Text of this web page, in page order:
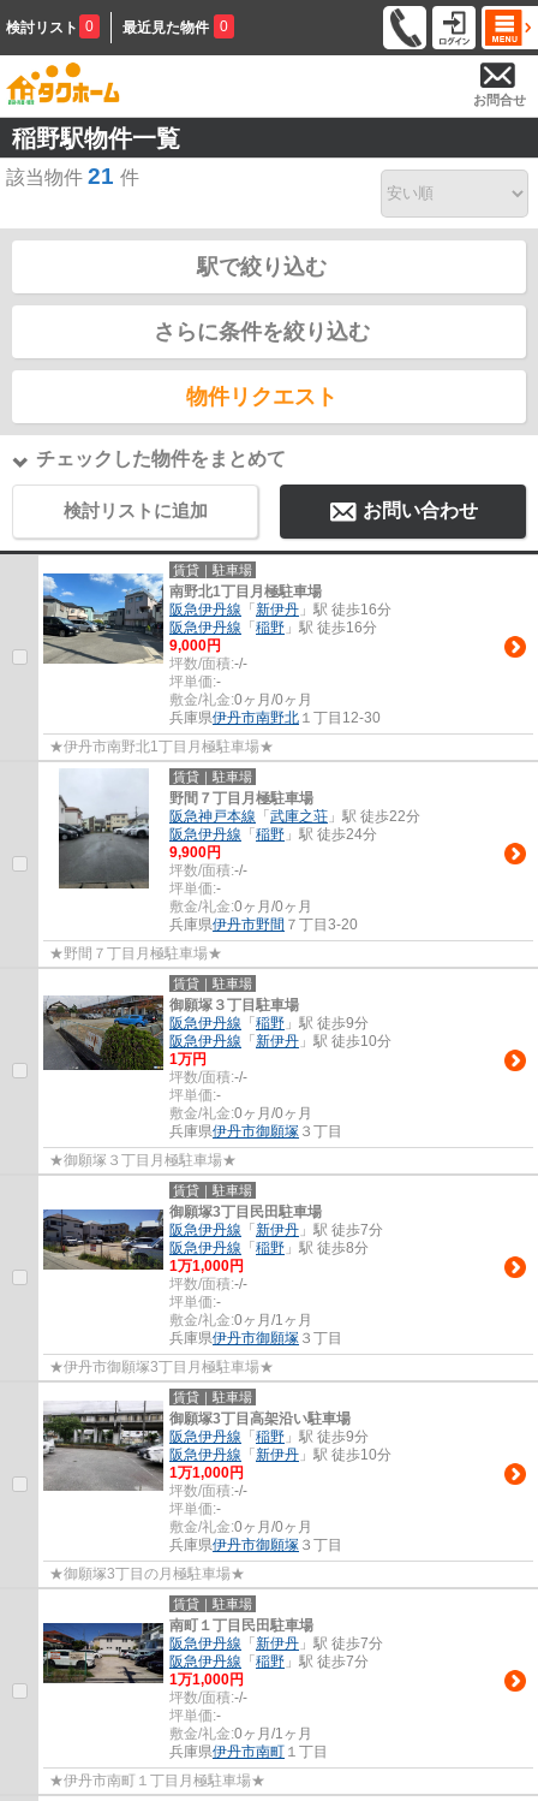
検討リスト 0 最近見た物件 0
お問合せ
稲野駅物件一覧
該当物件 21 件
駅で絞り込む
さらに条件を絞り込む
物件リクエスト
チェックした物件をまとめて
検討リストに追加 お問い合わせ
賃貸｜駐車場
南野北1丁目月極駐車場
阪急伊丹線 「 新伊丹 」駅 徒歩16分
阪急伊丹線 「 稲野 」駅 徒歩16分
9,000円
坪数/面積:-/-
坪単価:-
敷金/礼金:0ヶ月/0ヶ月
兵庫県伊丹市南野北 １丁目12-30
★伊丹市南野北1丁目月極駐車場★
賃貸｜駐車場
野間７丁目月極駐車場
阪急神戸本線 「 武庫之荘 」駅 徒歩22分
阪急伊丹線 「 稲野 」駅 徒歩24分
9,900円
坪数/面積:-/-
坪単価:-
敷金/礼金:0ヶ月/0ヶ月
兵庫県伊丹市野間 ７丁目3-20
★野間７丁目月極駐車場★
賃貸｜駐車場
御願塚３丁目駐車場
阪急伊丹線 「 稲野 」駅 徒歩9分
阪急伊丹線 「 新伊丹 」駅 徒歩10分
1万円
坪数/面積:-/-
坪単価:-
敷金/礼金:0ヶ月/0ヶ月
兵庫県伊丹市御願塚 ３丁目
★御願塚３丁目月極駐車場★
賃貸｜駐車場
御願塚3丁目民田駐車場
阪急伊丹線 「 新伊丹 」駅 徒歩7分
阪急伊丹線 「 稲野 」駅 徒歩8分
1万1,000円
坪数/面積:-/-
坪単価:-
敷金/礼金:0ヶ月/1ヶ月
兵庫県伊丹市御願塚 ３丁目
★伊丹市御願塚3丁目月極駐車場★
賃貸｜駐車場
御願塚3丁目高架沿い駐車場
阪急伊丹線 「 稲野 」駅 徒歩9分
阪急伊丹線 「 新伊丹 」駅 徒歩10分
1万1,000円
坪数/面積:-/-
坪単価:-
敷金/礼金:0ヶ月/0ヶ月
兵庫県伊丹市御願塚 ３丁目
★御願塚3丁目の月極駐車場★
賃貸｜駐車場
南町１丁目民田駐車場
阪急伊丹線 「 新伊丹 」駅 徒歩7分
阪急伊丹線 「 稲野 」駅 徒歩7分
1万1,000円
坪数/面積:-/-
坪単価:-
敷金/礼金:0ヶ月/1ヶ月
兵庫県伊丹市南町 １丁目
★伊丹市南町１丁目月極駐車場★